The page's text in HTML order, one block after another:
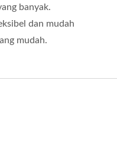
banyak.
dan mudah
mudah.